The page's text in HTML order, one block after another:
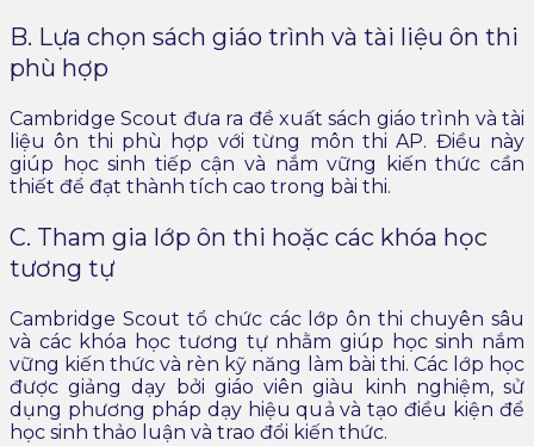
B. Lựa chọn sách giáo trình và tài liệu ôn thi
phù hợp
Cambridge Scout đưa ra đề xuất sách giáo trình và tài
liệu ôn thi phù hợp với từng môn thi AP. Điều này
giúp học sinh tiếp cận và nắm vững kiến thức cần
thiết để đạt thành tích cao trong bài thi.
C. Tham gia lớp ôn thi hoặc các khóa học
tương tự
Cambridge Scout tổ chức các lớp ôn thi chuyên sâu
và các khóa học tương tự nhằm giúp học sinh nắm
vững kiến thức và rèn kỹ năng làm bài thi. Các lớp học
được giảng dạy bởi giáo viên giàu kinh nghiệm, sử
dụng phương pháp dạy hiệu quả và tạo điều kiện để
học sinh thảo luận và trao đổi kiến thức.